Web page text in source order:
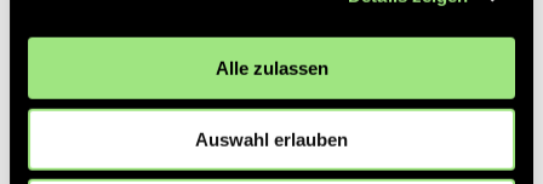
Alle zulassen
Auswahl erlauben